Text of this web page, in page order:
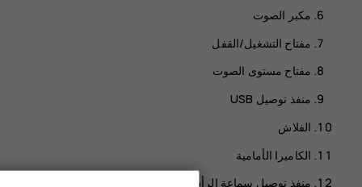
مكبر الصوت
مفتاح التشغيل/القفل
مفتاح مستوى الصوت
منفذ توصيل USB
الفلاش
الكاميرا الأمامية
منفذ توصيل سماعة الرأس